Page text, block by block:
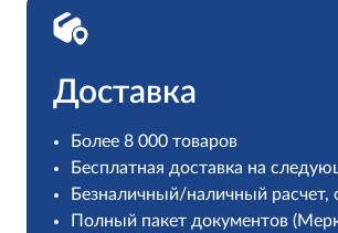
Доставка
Более 8 000 товаров
Бесплатная доставка на
Безналичный/наличный расчет,
Полный пакет документов